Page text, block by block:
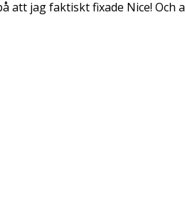
jag faktiskt fixade Nice! Och